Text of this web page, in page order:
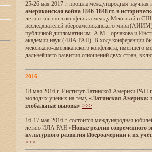
25-26 мая 2017 г. прошла международная научная
американская война 1846-1848 гг. в
летию военного конфликта между Мексикой и
исследователей ибероамериканского мира
публичной дипломатии им. А.М. Горчакова и
академии наук (ИЛА РАН). В ходе конференции
мексикано-американского конфликта, имевшего
дальнейшего развития отношений двух стран,
2016
18 мая 2016 г. Институт Латинской Америки РАН
молодых ученых на тему «Латинская Америка:
глобальные вызовы» >>>
16-17 мая 2016 г. состоится международная
летию ИЛА РАН «Новые реалии современного
культурного развития Ибероамерики и их
>>>